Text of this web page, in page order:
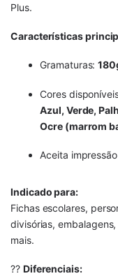
Plus.
Características
Gramaturas:
Cores
Azul, Verde,
Ocre (marrom
Aceita
Indicado para:
Fichas escolares,
divisórias,
mais.
?? Diferenciais: